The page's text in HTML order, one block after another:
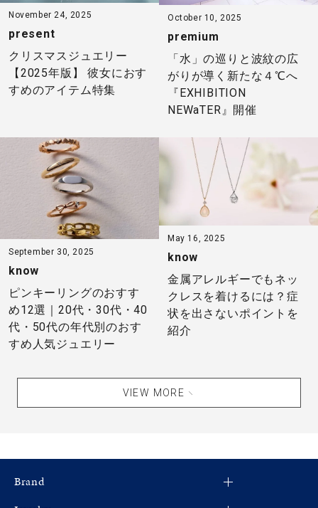
November 24, 2025
present
クリスマスジュエリー
【2025年版】 彼女におす
すめのアイテム特集
October 10, 2025
premium
「水」の巡りと波紋の広
がりが導く新たな４℃へ
『EXHIBITION
NEWaTER』開催
September 30, 2025
know
ピンキーリングのおすす
め12選｜20代・30代・40
代・50代の年代別のおす
すめ人気ジュエリー
May 16, 2025
know
金属アレルギーでもネッ
クレスを着けるには？症
状を出さないポイントを
紹介
VIEW MORE
Brand